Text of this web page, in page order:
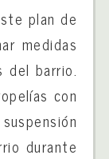
plan de
medidas
del barrio.
con
durante